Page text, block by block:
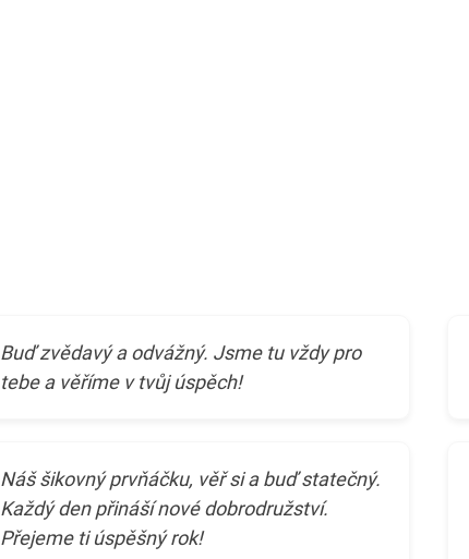
Buď zvědavý a odvážný. Jsme tu vždy pro
tebe a věříme v tvůj úspěch!
Náš šikovný prvňáčku, věř si a buď statečný.
Každý den přináší nové dobrodružství.
Přejeme ti úspěšný rok!